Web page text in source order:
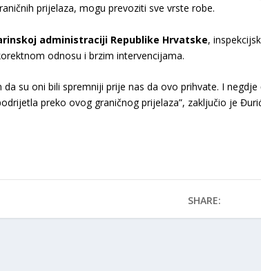
prijelaza, mogu prevoziti sve vrste robe.
administraciji Republike Hrvatske,
odnosu i brzim intervencijama.
da su oni bili spremniji prije nas da ovo prihvate. I
preko ovog graničnog prijelaza”, zaključio je
SHARE: